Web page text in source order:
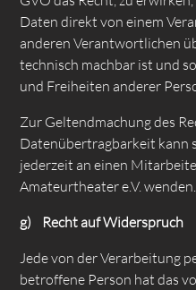
Daten direkt von einem
anderen Verantwortlichen
technisch machbar ist und
und Freiheiten anderer
Zur Geltendmachung des
Datenübertragbarkeit kann
jederzeit an einen
Amateurtheater e.V. wenden.
g) Recht auf Widerspruch
Jede von der Verarbeitung
betroffene Person hat das